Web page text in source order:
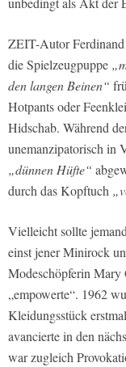
ZEIT-Autor
die Spielzeugpuppe
den langen Beinen“
Hotpants oder
Hidschab. Während
unemanzipatorisch in
„dünnen Hüfte“
durch das Kopftuch
Vielleicht sollte
einst jener Minirock
Modeschöpferin Mary
„empowerte“. 1962
Kleidungsstück
avancierte in den
war zugleich